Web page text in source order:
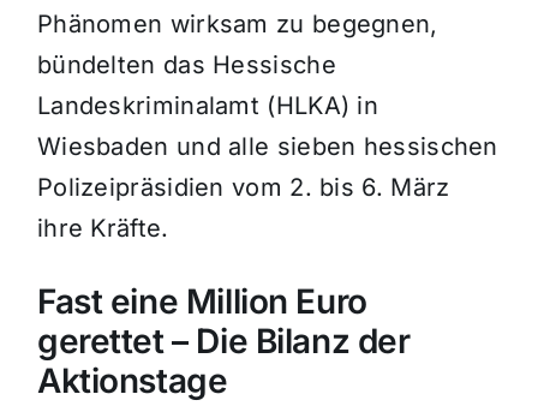
Phänomen wirksam zu begegnen,
bündelten das Hessische
Landeskriminalamt (HLKA) in
Wiesbaden und alle sieben hessischen
Polizeipräsidien vom 2. bis 6. März
ihre Kräfte.
Fast eine Million Euro
gerettet – Die Bilanz der
Aktionstage